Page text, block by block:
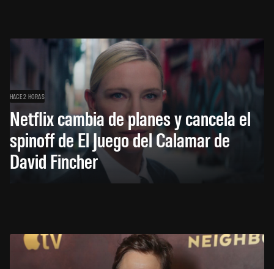
HACE 2 HORAS
Netflix cambia de planes y cancela el
spinoff de El Juego del Calamar de
David Fincher